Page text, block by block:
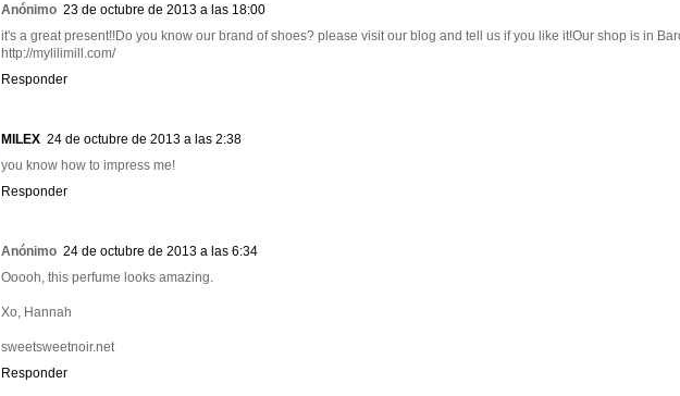
Anónimo 23 de octubre de 2013 a las 18:00
it's a great present!!Do you know our brand of shoes? please visit our blog and tell us if you like it!Our shop is in
http://mylilimill.com/
Responder
MILEX 24 de octubre de 2013 a las 2:38
you know how to impress me!
Responder
Anónimo 24 de octubre de 2013 a las 6:34
Ooooh, this perfume looks amazing.
Xo, Hannah
sweetsweetnoir.net
Responder